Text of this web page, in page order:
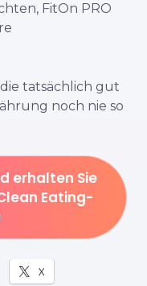
FitOn PRO
tatsächlich gut
noch nie so
erhalten Sie
Eating-
X